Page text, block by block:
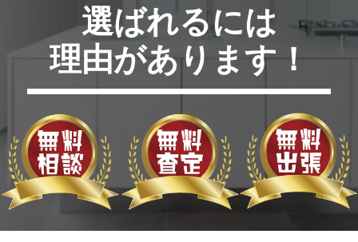
選ばれるには
理由があります！